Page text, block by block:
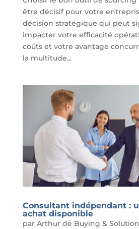
être décisif pour votre
décision stratégique qui peut
impacter votre efficacité
coûts et votre avantage
la multitude...
Consultant indépendant :
achat disponible
par Arthur de Buying &